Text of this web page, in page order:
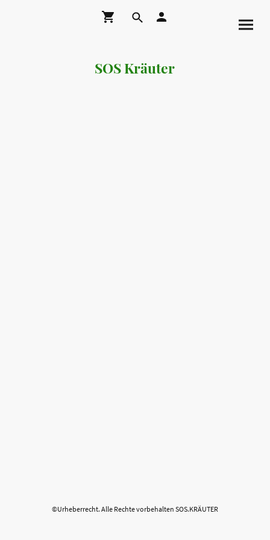
SOS Kräuter
©Urheberrecht. Alle Rechte vorbehalten SOS.KRÄUTER